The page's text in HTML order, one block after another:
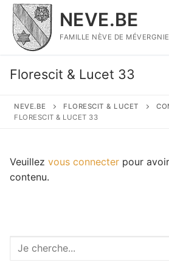
Aller
contenu
NEVE.BE
FAMILLE NÈVE DE
Florescit & Lucet 33
NEVE.BE FLORESCIT & LUCET
FLORESCIT & LUCET 33
Veuillez vous connecter pour
contenu.
Recherche